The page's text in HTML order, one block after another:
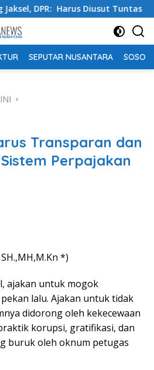
Diusut Tuntas
SEPUTAR NUSANTARA SOSOK
Transparan dan
Perpajakan
*)
ajakan untuk mogok
lalu. Ajakan untuk tidak
didorong oleh kekecewaan
korupsi, gratifikasi, dan
buruk oleh oknum petugas